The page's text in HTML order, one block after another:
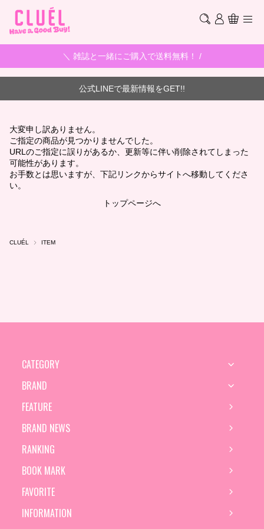
＼ 雑誌と一緒にご購入で送料無料！ /
公式LINEで最新情報をGET!!
大変申し訳ありません。
ご指定の商品が見つかりませんでした。
URLのご指定に誤りがあるか、更新等に伴い削除されてしまった
可能性があります。
お手数とは思いますが、下記リンクからサイトへ移動してくださ
い。
トップページへ
CLUÉL ITEM
CATEGORY
BRAND
FEATURE
BRAND NEWS
RANKING
BOOK MARK
FAVORITE
INFORMATION